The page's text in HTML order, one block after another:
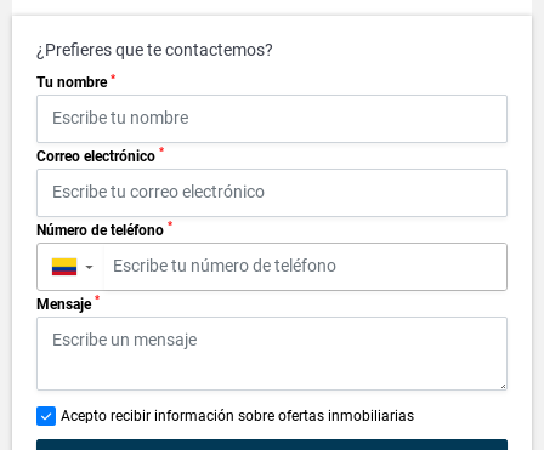
¿Prefieres que te contactemos?
Tu nombre *
Correo electrónico *
Número de teléfono *
▼
Mensaje *
Acepto recibir información sobre ofertas inmobiliarias